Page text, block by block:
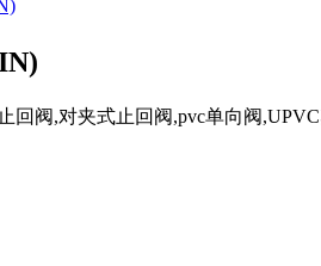
回阀,对夹式止回阀,pvc单向阀